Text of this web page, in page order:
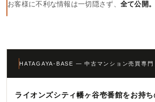
お客様に不利な情報は一切隠さず、 全て公開。
HATAGAYA-BASE — 中古マンション売買専門
ライオンズシティ幡ヶ谷壱番館をお持